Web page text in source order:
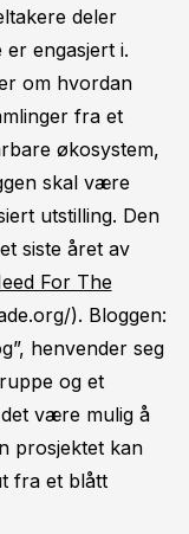
deler
engasjert i.
om hvordan
fra et
økosystem,
skal være
utstilling. Den
siste året av
For The
). Bloggen:
henvender seg
og et
være mulig å
prosjektet kan
fra et blått